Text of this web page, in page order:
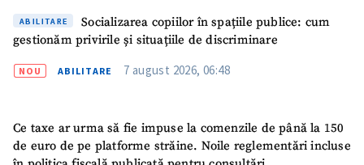
ABILITARE
Socializarea copiilor în spațiile publice: cum
gestionăm privirile și situațiile de discriminare
NOU ABILITARE 7 august 2026, 06:48
Ce taxe ar urma să fie impuse la comenzile de până la 150
de euro de pe platforme străine. Noile reglementări incluse